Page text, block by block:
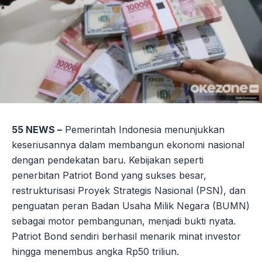
55 NEWS – Pemerintah Indonesia menunjukkan
keseriusannya dalam membangun ekonomi nasional
dengan pendekatan baru. Kebijakan seperti
penerbitan Patriot Bond yang sukses besar,
restrukturisasi Proyek Strategis Nasional (PSN), dan
penguatan peran Badan Usaha Milik Negara (BUMN)
sebagai motor pembangunan, menjadi bukti nyata.
Patriot Bond sendiri berhasil menarik minat investor
hingga menembus angka Rp50 triliun.